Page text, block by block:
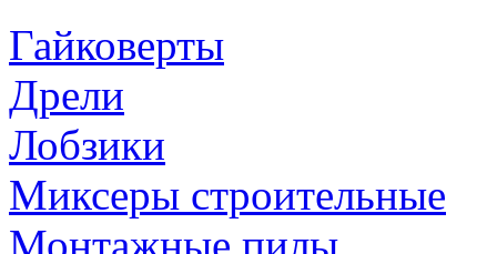
Гайковерты
Дрели
Лобзики
Миксеры строительные
Монтажные пилы